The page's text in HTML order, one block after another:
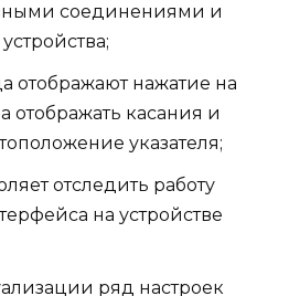
соединениями и
отображают нажатие на
отображать касания и
указателя;
отследить работу
на устройстве
ряд настроек